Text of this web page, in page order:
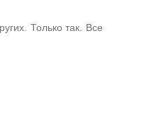
Только так. Все